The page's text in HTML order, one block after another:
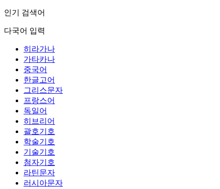
인기 검색어
다국어 입력
히라가나
가타카나
중국어
한글고어
그리스문자
프랑스어
독일어
히브리어
괄호기호
학술기호
기술기호
첨자기호
라틴문자
러시아문자